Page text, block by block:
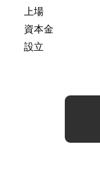
上場
資本金
設立